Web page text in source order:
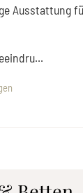
Ausstattung
...